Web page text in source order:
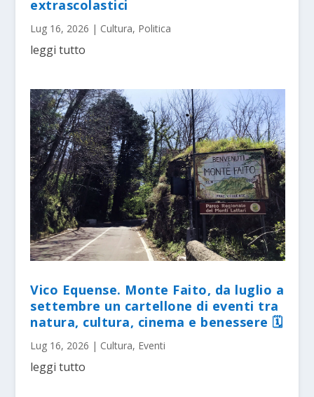
extrascolastici
Lug 16, 2026 | Cultura, Politica
leggi tutto
Vico Equense. Monte Faito, da luglio a
settembre un cartellone di eventi tra
natura, cultura, cinema e benessere 🗓
Lug 16, 2026 | Cultura, Eventi
leggi tutto